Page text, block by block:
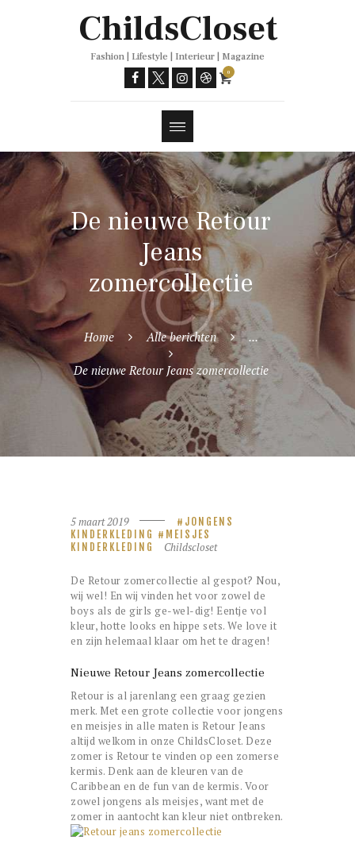
ChildsCloset
Fashion | Lifestyle | Interieur | Magazine
0
De nieuwe Retour
Jeans
zomercollectie
Home Alle berichten ...
De nieuwe Retour Jeans zomercollectie
5 maart 2019
JONGENS
KINDERKLEDING
MEISJES
KINDERKLEDING
Childscloset
De Retour zomercollectie al gespot? Nou,
wij wel! En wij vinden het voor zowel de
boys als de girls ge-wel-dig! Eentje vol
kleur, hotte looks en hippe sets. We love it
en zijn helemaal klaar om het te dragen!
Nieuwe Retour Jeans zomercollectie
Retour is al jarenlang een graag gezien
merk. Met een grote collectie voor jongens
en meisjes in alle maten is Retour Jeans
altijd welkom in onze ChildsCloset. Deze
zomer is Retour te vinden op een zomerse
kermis. Denk aan de kleuren van de
Caribbean en de fun van de kermis. Voor
zowel jongens als meisjes, want met de
zomer in aantocht kan kleur niet ontbreken.